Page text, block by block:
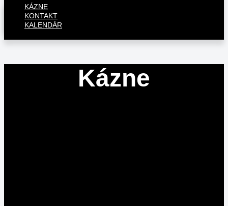
KÁZNE
KONTAKT
KALENDÁR
Kázne